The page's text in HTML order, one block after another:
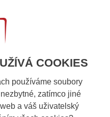
COOKIES
používáme soubory
zatímco jiné
a váš uživatelský